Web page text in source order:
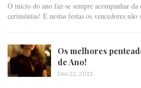
O início do ano faz-se sempre acompanhar da
cerimónias! E nestas festas os vencedores
Os melhores
de Ano!
Dez 22, 2015